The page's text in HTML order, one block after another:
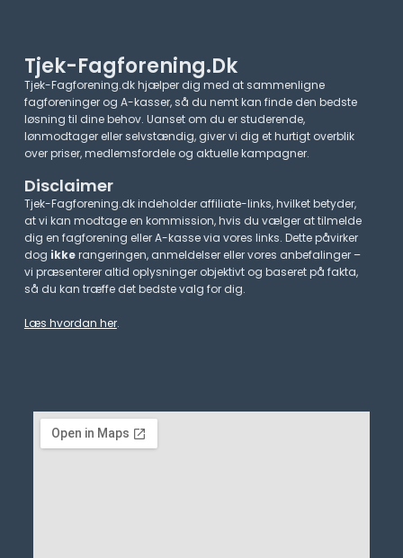
Tjek-Fagforening.dk
Tjek-Fagforening.dk hjælper dig med at sammenligne
fagforeninger og A-kasser, så du nemt kan finde den bedste
løsning til dine behov. Uanset om du er studerende,
lønmodtager eller selvstændig, giver vi dig et hurtigt overblik
over priser, medlemsfordele og aktuelle kampagner.​
Disclaimer
Tjek-Fagforening.dk indeholder affiliate-links, hvilket betyder,
at vi kan modtage en kommission, hvis du vælger at tilmelde
dig en fagforening eller A-kasse via vores links. Dette påvirker
dog ikkerangeringen, anmeldelser eller vores anbefalinger –
vi præsenterer altid oplysninger objektivt og baseret på fakta,
så du kan træffe det bedste valg for dig.
Læs hvordan her.